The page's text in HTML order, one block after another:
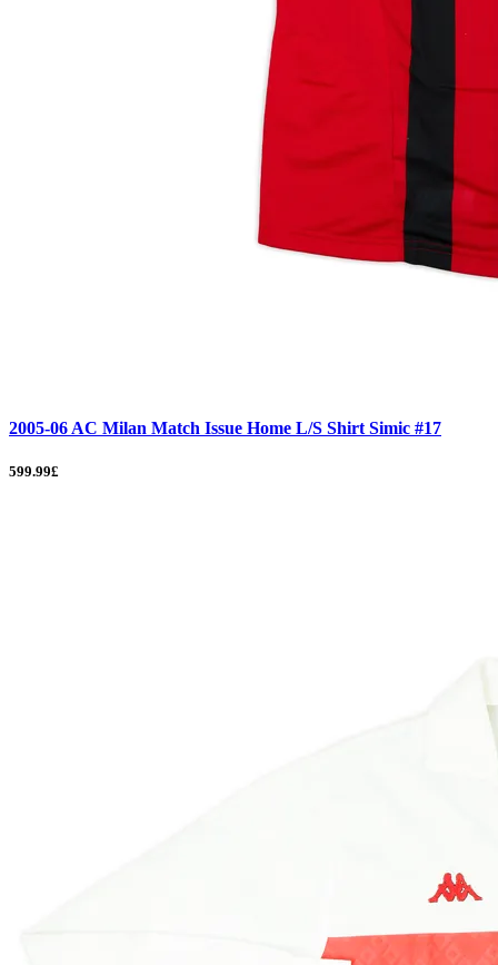
2005-06 AC Milan Match Issue Home L/S Shirt Simic #17
599.99£